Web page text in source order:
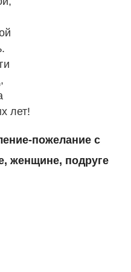
лет!
пожелание с
женщине, подруге